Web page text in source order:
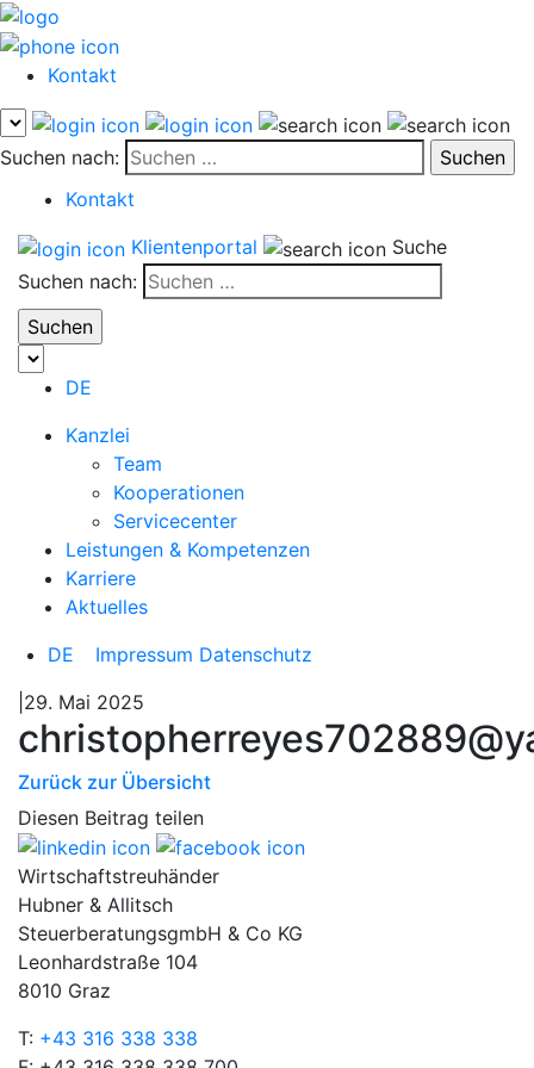
Kontakt
Suchen nach:
Kontakt
Klientenportal
Suche
Suchen nach:
DE
Kanzlei
Team
Kooperationen
Servicecenter
Leistungen & Kompetenzen
Karriere
Aktuelles
DE
Impressum Datenschutz
|29. Mai 2025
Zurück zur Übersicht
Diesen Beitrag teilen
Wirtschaftstreuhänder
Hubner & Allitsch
SteuerberatungsgmbH & Co KG
Leonhardstraße 104
8010 Graz
T: +43 316 338 338